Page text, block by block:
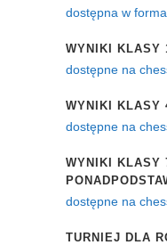
dostępna w
WYNIKI KLASY
dostępne na
WYNIKI KLASY
dostępne na
WYNIKI KLASY
dostępne na
TURNIEJ DLA